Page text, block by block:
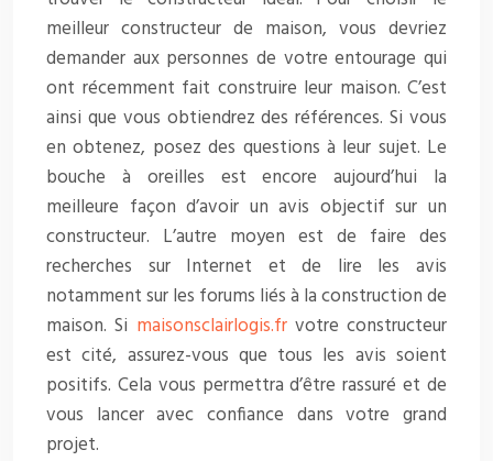
meilleur constructeur de maison, vous devriez
demander aux personnes de votre entourage qui
ont récemment fait construire leur maison. C’est
ainsi que vous obtiendrez des références. Si vous
en obtenez, posez des questions à leur sujet. Le
bouche à oreilles est encore aujourd’hui la
meilleure façon d’avoir un avis objectif sur un
constructeur. L’autre moyen est de faire des
recherches sur Internet et de lire les avis
notamment sur les forums liés à la construction de
maison. Si maisonsclairlogis.frvotre constructeur
est cité, assurez-vous que tous les avis soient
positifs. Cela vous permettra d’être rassuré et de
vous lancer avec confiance dans votre grand
projet.